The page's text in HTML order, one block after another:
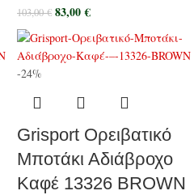
103,00€ 83,00€
-24%
Grisport Ορειβατικό
Μποτάκι Αδιάβροχο
Καφέ 13326 BROWN